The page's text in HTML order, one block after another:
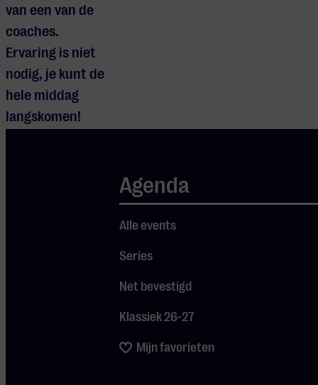
Agenda
Alle events
Series
Net bevestigd
Klassiek 26-27
Mijn favorieten
van een van de
coaches.
Ervaring is niet
nodig, je kunt de
hele middag
langskomen!